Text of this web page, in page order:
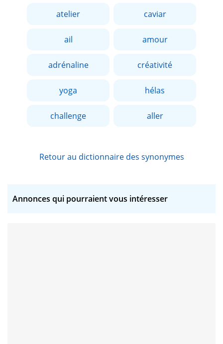
atelier caviar
ail amour
adrénaline créativité
yoga hélas
challenge aller
Retour au dictionnaire des synonymes
Annonces qui pourraient vous intéresser